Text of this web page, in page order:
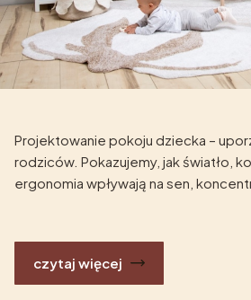
Projektowanie pokoju dziecka –
rodziców. Pokazujemy, jak światło,
ergonomia wpływają na sen,
czytaj więcej